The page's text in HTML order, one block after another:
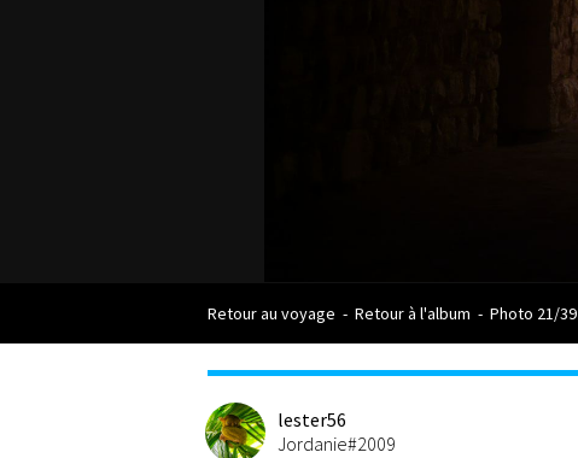
Retour au voyage - Retour à l'album - Photo 21/39
lester56
Jordanie#2009